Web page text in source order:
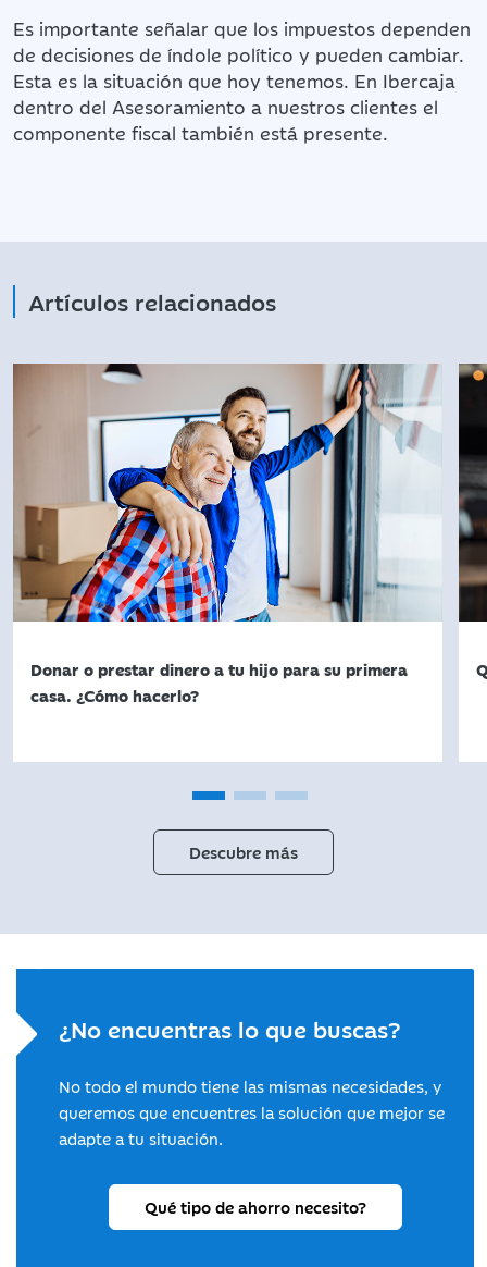
Es importante señalar que los impuestos dependen
de decisiones de índole político y pueden cambiar.
Esta es la situación que hoy tenemos. En Ibercaja
dentro del Asesoramiento a nuestros clientes el
componente fiscal también está presente.
Artículos relacionados
Donar o prestar dinero a tu hijo para su primera
casa. ¿Cómo hacerlo?
Descubre más
¿No encuentras lo que buscas?
No todo el mundo tiene las mismas necesidades, y
queremos que encuentres la solución que mejor se
adapte a tu situación.
Qué tipo de ahorro necesito?